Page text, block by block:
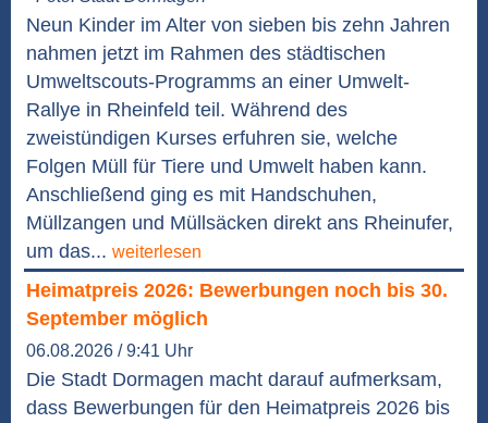
Neun Kinder im Alter von sieben bis zehn Jahren
nahmen jetzt im Rahmen des städtischen
Umweltscouts-Programms an einer Umwelt-
Rallye in Rheinfeld teil. Während des
zweistündigen Kurses erfuhren sie, welche
Folgen Müll für Tiere und Umwelt haben kann.
Anschließend ging es mit Handschuhen,
Müllzangen und Müllsäcken direkt ans Rheinufer,
um das... weiterlesen
Heimatpreis 2026: Bewerbungen noch bis 30.
September möglich
06.08.2026 / 9:41 Uhr
Die Stadt Dormagen macht darauf aufmerksam,
dass Bewerbungen für den Heimatpreis 2026 bis